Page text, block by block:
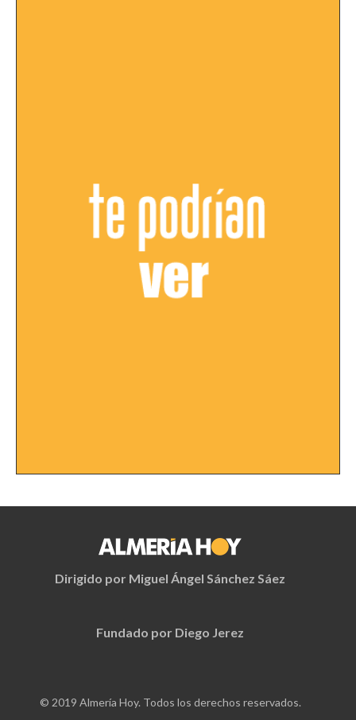
Dirigido por Miguel Ángel Sánchez Sáez
Fundado por Diego Jerez
© 2019 Almería Hoy. Todos los derechos reservados.